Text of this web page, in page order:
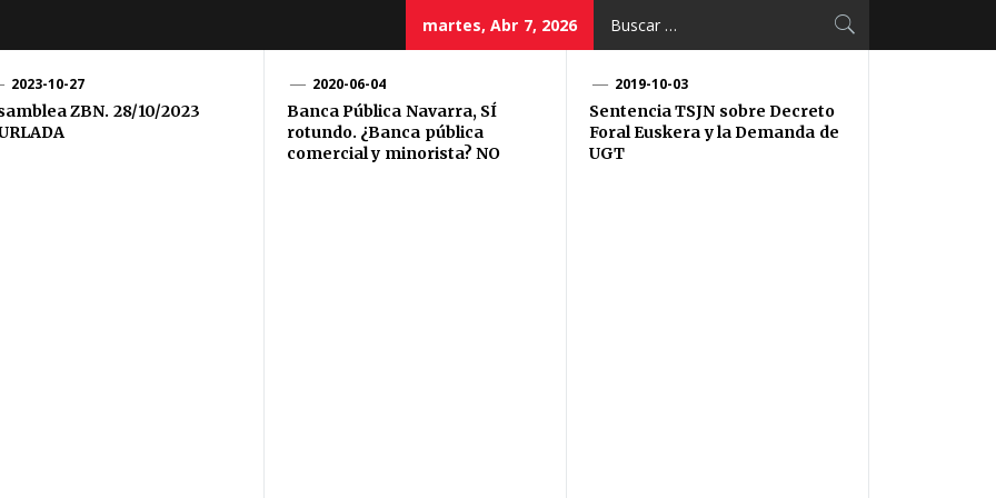
martes, Abr 7, 2026
2023-10-27
ZBN. 28/10/2023
2020-06-04
Banca Pública Navarra, SÍ
rotundo. ¿Banca pública
comercial y minorista? NO
2019-10-03
Sentencia TSJN sobre Decreto
Foral Euskera y la Demanda de
UGT